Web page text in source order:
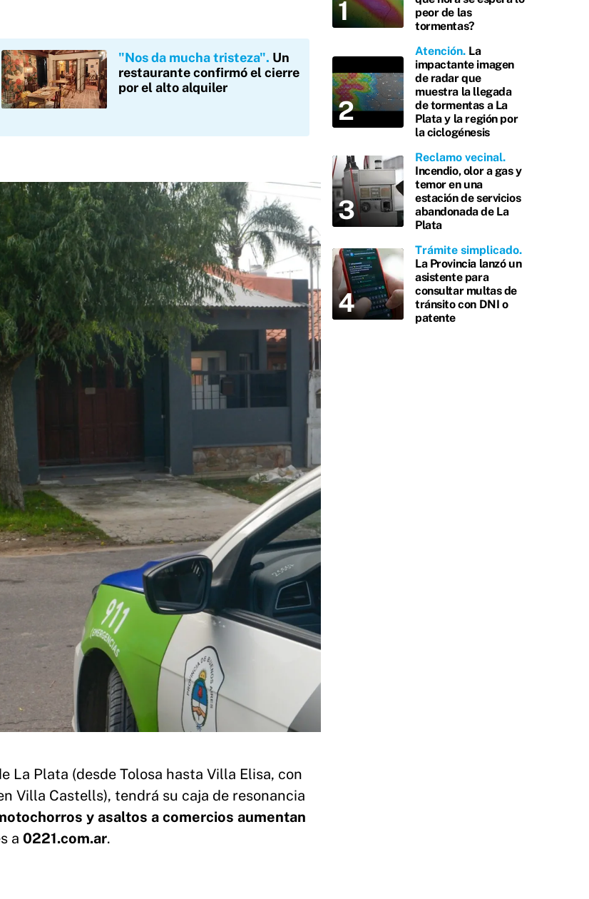
"Nos da mucha tristeza" Un
restaurante confirmó el cierre
por el alto alquiler
La Plata (desde Tolosa hasta Villa Elisa, con
Villa Castells), tendrá su caja de resonancia
y asaltos a comercios aumentan
a 0221.com.ar.
peor de las
tormentas?
Atención La
impactante imagen
de radar que
muestra la llegada
de tormentas a La
Plata y la región por
la ciclogénesis
Reclamo vecinal
Incendio, olor a gas y
temor en una
estación de servicios
abandonada de La
Plata
Trámite simplicado
La Provincia lanzó un
asistente para
consultar multas de
tránsito con DNI o
patente